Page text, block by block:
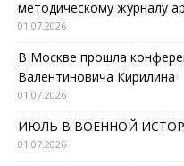
методическому журналу
01.07.2026
В Москве прошла
Валентиновича Кирилина
01.07.2026
ИЮЛЬ В ВОЕННОЙ
01.07.2026